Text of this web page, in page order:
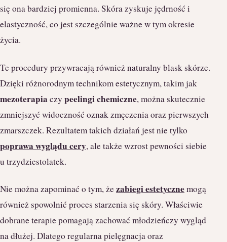
się ona bardziej promienna. Skóra zyskuje jędrność i
elastyczność, co jest szczególnie ważne w tym okresie
życia.
Te procedury przywracają również naturalny blask skórze.
Dzięki różnorodnym technikom estetycznym, takim jak
mezoterapia czy peelingi chemiczne, można skutecznie
zmniejszyć widoczność oznak zmęczenia oraz pierwszych
zmarszczek. Rezultatem takich działań jest nie tylko
poprawa wyglądu cery, ale także wzrost pewności siebie
u trzydziestolatek.
Nie można zapominać o tym, żezabiegi estetycznemogą
również spowolnić proces starzenia się skóry. Właściwie
dobrane terapie pomagają zachować młodzieńczy wygląd
na dłużej. Dlatego regularna pielęgnacja oraz